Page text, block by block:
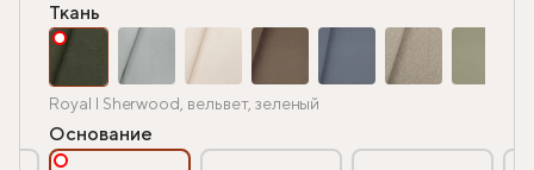
Ткань
Royal I Sherwood, вельвет, зеленый
Основание